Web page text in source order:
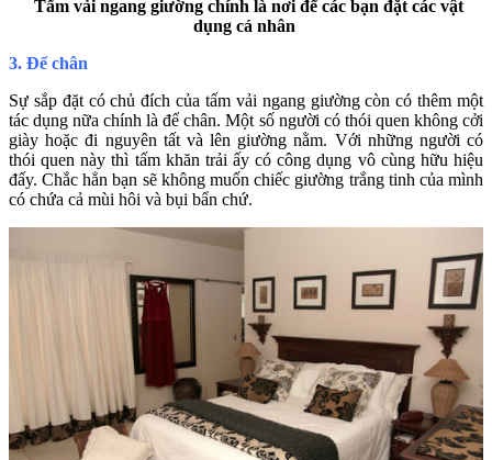
Tấm vải ngang giường chính là nơi để các bạn đặt các vật
dụng cá nhân
3. Để chân
Sự sắp đặt có chủ đích của tấm vải ngang giường còn có thêm một
tác dụng nữa chính là để chân. Một số người có thói quen không cởi
giày hoặc đi nguyên tất và lên giường nằm. Với những người có
thói quen này thì tấm khăn trải ấy có công dụng vô cùng hữu hiệu
đấy. Chắc hẳn bạn sẽ không muốn chiếc giường trắng tinh của mình
có chứa cả mùi hôi và bụi bẩn chứ.